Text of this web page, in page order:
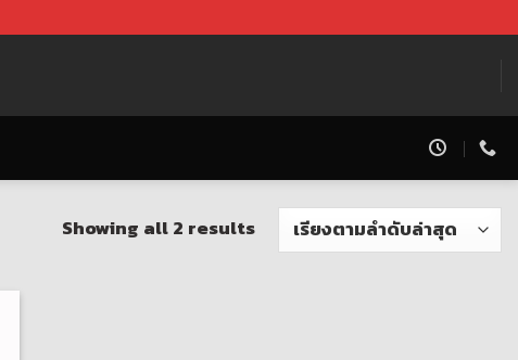
Showing all 2 results